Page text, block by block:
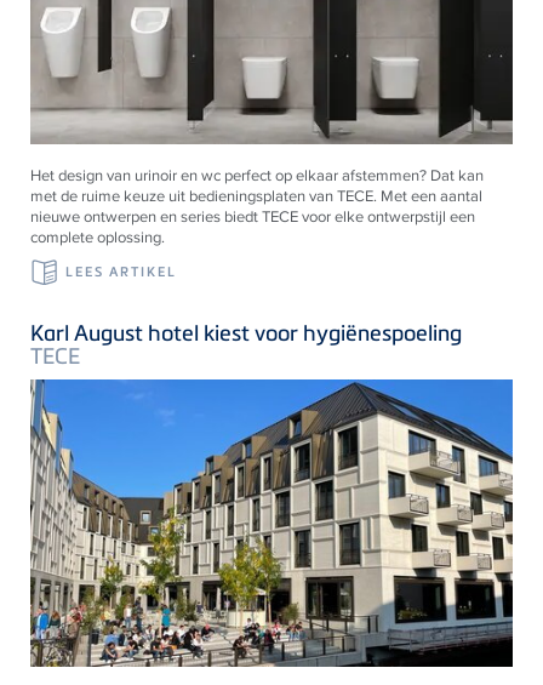
Het design van urinoir en wc perfect op elkaar afstemmen? Dat kan
met de ruime keuze uit bedieningsplaten vanTECE. Met een aantal
nieuwe ontwerpen en series biedtTECEvoor elke ontwerpstijl een
complete oplossing.
LEES ARTIKEL
Karl August hotel kiest voor hygiënespoeling
TECE